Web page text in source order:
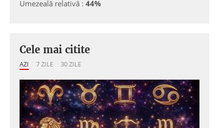
Umezeală relativă : 44%
Cele mai citite
AZI 7 ZILE 30 ZILE